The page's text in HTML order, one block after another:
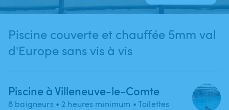
Piscine couverte et chauffée 5mm val
d'Europe sans vis à vis
Piscine à Villeneuve-le-Comte
8 baigneurs • 2 heures minimum • Toilettes